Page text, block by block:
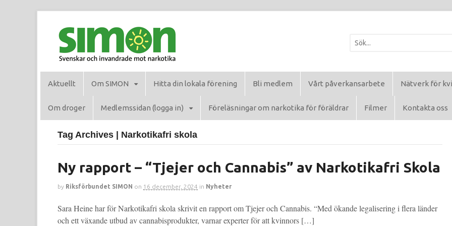
Aktuellt Om SIMON Hitta din lokala förening Bli medlem Vårt påverkansarbete Nätverk för
Om droger Medlemssidan (logga in) Föreläsningar om narkotika för föräldrar Filmer Kontakta oss
Tag Archives | Narkotikafri skola
Ny rapport – “Tjejer och Cannabis” av Narkotikafri Skola
by Riksförbundet SIMON on 16 december, 2024 in Nyheter
Sara Heine har för Narkotikafri skola skrivit en rapport om Tjejer och Cannabis. “Med ökande legalisering i flera länder
och ett växande utbud av cannabisprodukter, varnar experter för att kvinnors […]